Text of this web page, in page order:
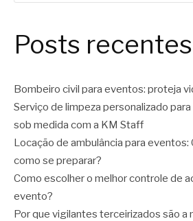
Posts recentes
Bombeiro civil para eventos: proteja
Serviço de limpeza personalizado
sob medida com a KM Staff
Locação de ambulância para eventos:
como se preparar?
Como escolher o melhor controle de
evento?
Por que vigilantes terceirizados são a